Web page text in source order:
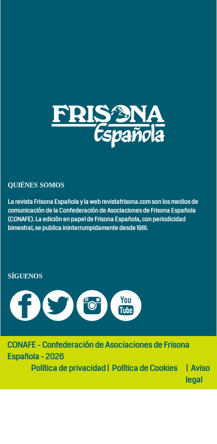
QUIÉNES SOMOS
La revista Frisona Española y la web revistafrisona.com son los medios de
comunicación de la Confederación de Asociaciones de Frisona Española
(CONAFE). La edición en papel de Frisona Española, conperiodicidad
bimestral,se publica ininterrumpidamente desde 1981.
SÍGUENOS
girls
abaya
maltepe
otelCONAFE - Confederación de Asociaciones de Frisona
Española - 2026
Política de privacidad| Política de Cookies | Aviso
legal